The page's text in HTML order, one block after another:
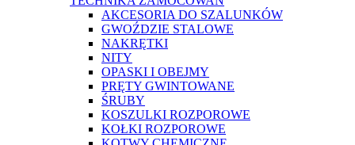
AKCESORIA DO SZALUNKÓW
GWOŹDZIE STALOWE
NAKRĘTKI
NITY
OPASKI I OBEJMY
PRĘTY GWINTOWANE
ŚRUBY
KOSZULKI ROZPOROWE
KOŁKI ROZPOROWE